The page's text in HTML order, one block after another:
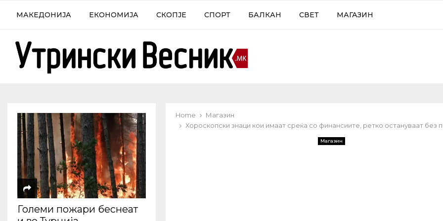
МАКЕДОНИЈА ЕКОНОМИЈА СКОПЈЕ СПОРТ БАЛКАН СВЕТ МАГАЗИН
Home
Магазин
Хороскопски знаци кои имаат среќа со финансиите, ретко остануваат без
Магазин
Големи пожари беснеат